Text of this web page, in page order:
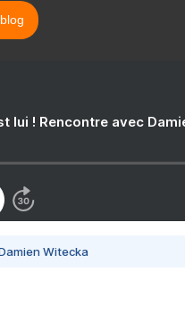
lui ! Rencontre avec
Witecka